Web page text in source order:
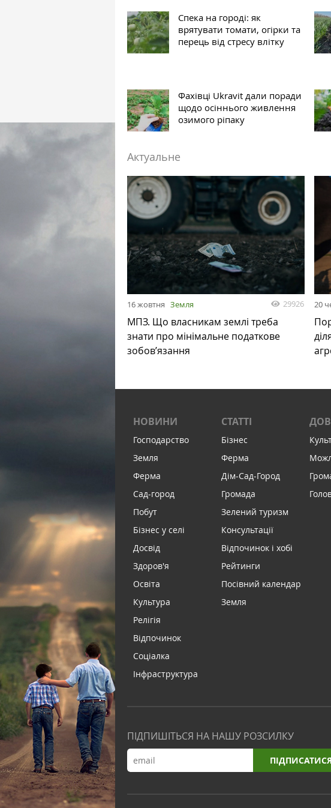
Спека на городі: як
врятувати томати, огірки та
перець від стресу влітку
Фахівці Ukravit дали поради
щодо осіннього живлення
озимого ріпаку
Актуальне
16 жовтня Земля 29926
МПЗ. Що власникам землі треба
знати про мінімальне податкове
зобов’язання
20
НОВИНИ
Господарство
Земля
Ферма
Сад-город
Побут
Бізнес у селі
Досвід
Здоров'я
Освіта
Культура
Релігія
Відпочинок
Соціалка
Інфраструктура
СТАТТІ
Бізнес
Ферма
Дім-Сад-Город
Громада
Зелений туризм
Консультації
Відпочинок і хобі
Рейтинги
Посівний календар
Земля
ПІДПИШІТЬСЯ НА НАШУ РОЗСИЛКУ
ПІДПИСАТИСЯ